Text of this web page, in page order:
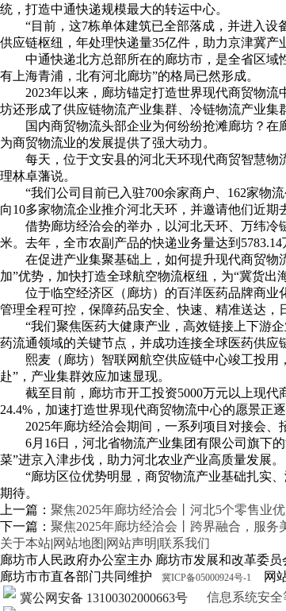
统，打造中通快递规模最大的转运中心。
“目前，这7栋单体建筑已全部落成，并进入
供应链枢纽，年处理快递量35亿件，助力京津冀产
中通快递北方总部所在的廊坊市，是全省区域
有上海青浦，北有河北廊坊”的格局已然形成。
2023年以来，廊坊锚定打造世界现代商贸物
坊还形成了供应链物流产业集群、冷链物流产业集
国内商贸物流头部企业为何纷纷抢滩廊坊？
为商贸物流业的发展提供了强大动力。
每天，位于文安县的河北天环现代商贸智慧
理林卓藩说。
“我们公司目前已入驻700余家商户、162家物
向10多家物流企业推介河北天环，并邀请他们近期
借势廊坊经洽会的举办，以河北天环、万纬冷
米。去年，全市农副产品的快递业务量达到5783.14
在促进产业集聚基础上，如何提升现代商贸
加”优势，加快打造全球航空物流枢纽，为“冀货出
位于临空经济区（廊坊）的百洋医药品牌商业
管理全程可控，保障药品安全、快速、精准送达，
“我们聚焦医药大健康产业，高效链接上下游
药流通领域的关键节点，并成功连接全球医药供应
熙麦（廊坊）智联网航空供应链中心竣工投
赴”，产业集群效应加速显现。
截至目前，廊坊市开工投资5000万元以上现代
24.4%，加速打造世界现代商贸物流中心的愿景正逐
2025年廊坊经洽会期间，一系列项目对接会、
6月16日，河北省物流产业集团有限公司旗下
菜”进京入津步伐，助力河北农业产业高质量发展。
“廊坊区位优势明显，商贸物流产业基础扎实
期待。
上一篇： 聚焦2025年廊坊经洽会丨河北5个零售业
下一篇： 聚焦2025年廊坊经洽会丨跨界融合，服务
关于本站|网站地图 |网站声明|联系我们
廊坊市人民政府办公室主办 廊坊市发展和改革委
廊坊市市直各部门共同维护
冀ICP备05000924号-1
网站
冀公网安备 13100302000663号
信息系统安全